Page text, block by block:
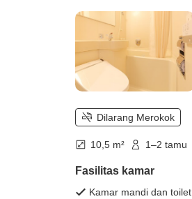
Dilarang Merokok
10,5 m² 1–2 tamu
Fasilitas kamar
Kamar mandi dan toilet